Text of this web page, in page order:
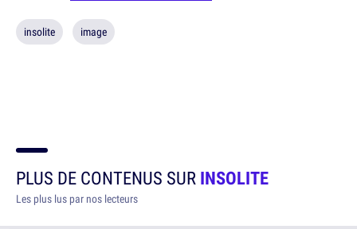
insolite image
PLUS DE CONTENUS SURINSOLITE
Les plus lus par nos lecteurs